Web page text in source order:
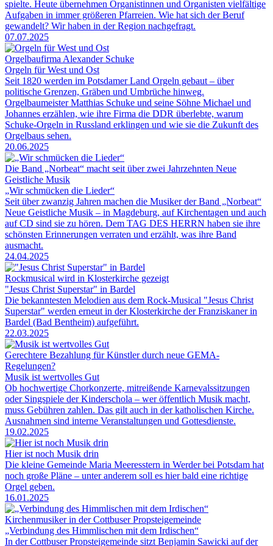
spielte. Heute übernehmen Organistinnen und Organisten vielfältige
Aufgaben in immer größeren Pfarreien. Wie hat sich der Beruf
gewandelt? Wir haben in der Region nachgefragt.
07.07.2025
Orgelbaufirma Alexander Schuke
Orgeln für West und Ost
Seit 1820 werden im Potsdamer Land Orgeln gebaut – über
politische Grenzen, Gräben und Umbrüche hinweg.
Orgelbaumeister Matthias Schuke und seine Söhne Michael und
Johannes erzählen, wie ihre Firma die DDR überlebte, warum
Schuke-Orgeln in Russland erklingen und wie sie die Zukunft des
Orgelbaus sehen.
20.06.2025
Die Band „Norbeat“ macht seit über zwei Jahrzehnten Neue
Geistliche Musik
„Wir schmücken die Lieder“
Seit über zwanzig Jahren machen die Musiker der Band „Norbeat“
Neue Geistliche Musik – in Magdeburg, auf Kirchentagen und auch
auf CD sind sie zu hören. Dem TAG DES HERRN haben sie ihre
schönsten Erinnerungen verraten und erzählt, was ihre Band
ausmacht.
24.04.2025
Rockmusical wird in Klosterkirche gezeigt
"Jesus Christ Superstar" in Bardel
Die bekanntesten Melodien aus dem Rock-Musical "Jesus Christ
Superstar" werden erneut in der Klosterkirche der Franziskaner in
Bardel (Bad Bentheim) aufgeführt.
22.03.2025
Gerechtere Bezahlung für Künstler durch neue GEMA-
Regelungen?
Musik ist wertvolles Gut
Ob hochwertige Chorkonzerte, mitreißende Karnevalssitzungen
oder Singspiele der Kinderschola – wer öffentlich Musik macht,
muss Gebühren zahlen. Das gilt auch in der katholischen Kirche.
Ausnahmen sind interne Veranstaltungen und Gottesdienste.
19.02.2025
Hier ist noch Musik drin
Die kleine Gemeinde Maria Meeresstern in Werder bei Potsdam hat
noch große Pläne – unter anderem soll es hier bald eine richtige
Orgel geben.
16.01.2025
Kirchenmusiker in der Cottbuser Propsteigemeinde
„Verbindung des Himmlischen mit dem Irdischen“
In der Cottbuser Propsteigemeinde sitzt Benjamin Sawicki auf der